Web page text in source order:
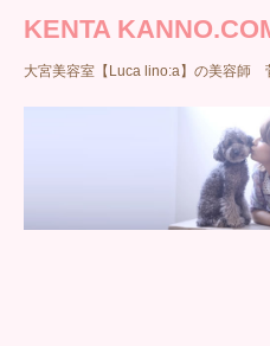
KENTA
大宮美容室【Luca lino:a】の美容師